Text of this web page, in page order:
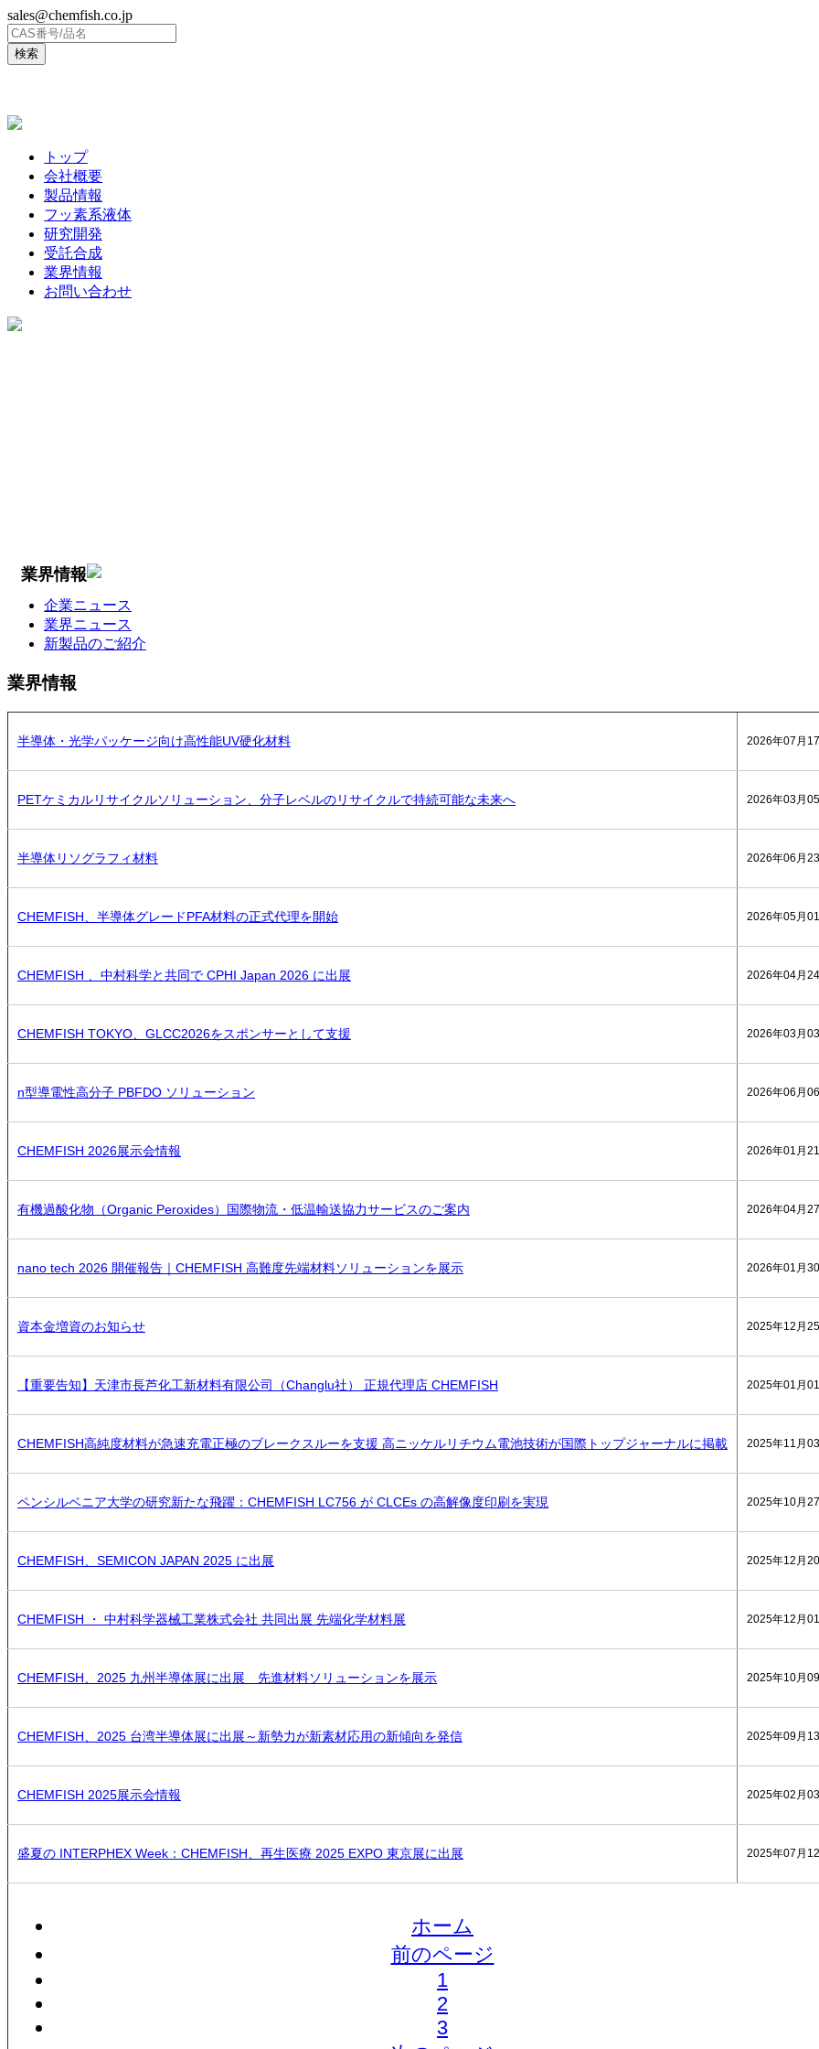
sales@chemfish.co.jp
トップ
会社概要
製品情報
フッ素系液体
研究開発
受託合成
業界情報
お問い合わせ
業界情報
企業ニュース
業界ニュース
新製品のご紹介
業界情報
半導体・光学パッケージ向け高性能UV硬化材料 2026年07月
PETケミカルリサイクルソリューション、分子レベルのリサイクルで持続可能な未来へ 2026年03月
半導体リソグラフィ材料 2026年06月
CHEMFISH、半導体グレードPFA材料の正式代理を開始 2026年05月
CHEMFISH 、中村科学と共同で CPHI Japan 2026 に出展 2026年04月
CHEMFISH TOKYO、GLCC2026をスポンサーとして支援 2026年03月
n型導電性高分子 PBFDO ソリューション 2026年06月
CHEMFISH 2026展示会情報 2026年01月
有機過酸化物（Organic Peroxides）国際物流・低温輸送協力サービスのご案内 2026年04月
nano tech 2026 開催報告｜CHEMFISH 高難度先端材料ソリューションを展示 2026年01月
資本金増資のお知らせ 2025年12月
【重要告知】天津市長芦化工新材料有限公司（Changlu社） 正規代理店 CHEMFISH 2025年01月
CHEMFISH高純度材料が急速充電正極のブレークスルーを支援 高ニッケルリチウム電池技術が国際トップジャーナルに掲載 2025年11月
ペンシルベニア大学の研究新たな飛躍：CHEMFISH LC756 が CLCEs の高解像度印刷を実現 2025年10月
CHEMFISH、SEMICON JAPAN 2025 に出展 2025年12月
CHEMFISH ・ 中村科学器械工業株式会社 共同出展 先端化学材料展 2025年12月
CHEMFISH、2025 九州半導体展に出展 先進材料ソリューションを展示 2025年10月
CHEMFISH、2025 台湾半導体展に出展～新勢力が新素材応用の新傾向を発信 2025年09月
CHEMFISH 2025展示会情報 2025年02月
盛夏の INTERPHEX Week：CHEMFISH、再生医療 2025 EXPO 東京展に出展 2025年07月
ホーム
前のページ
1
2
3